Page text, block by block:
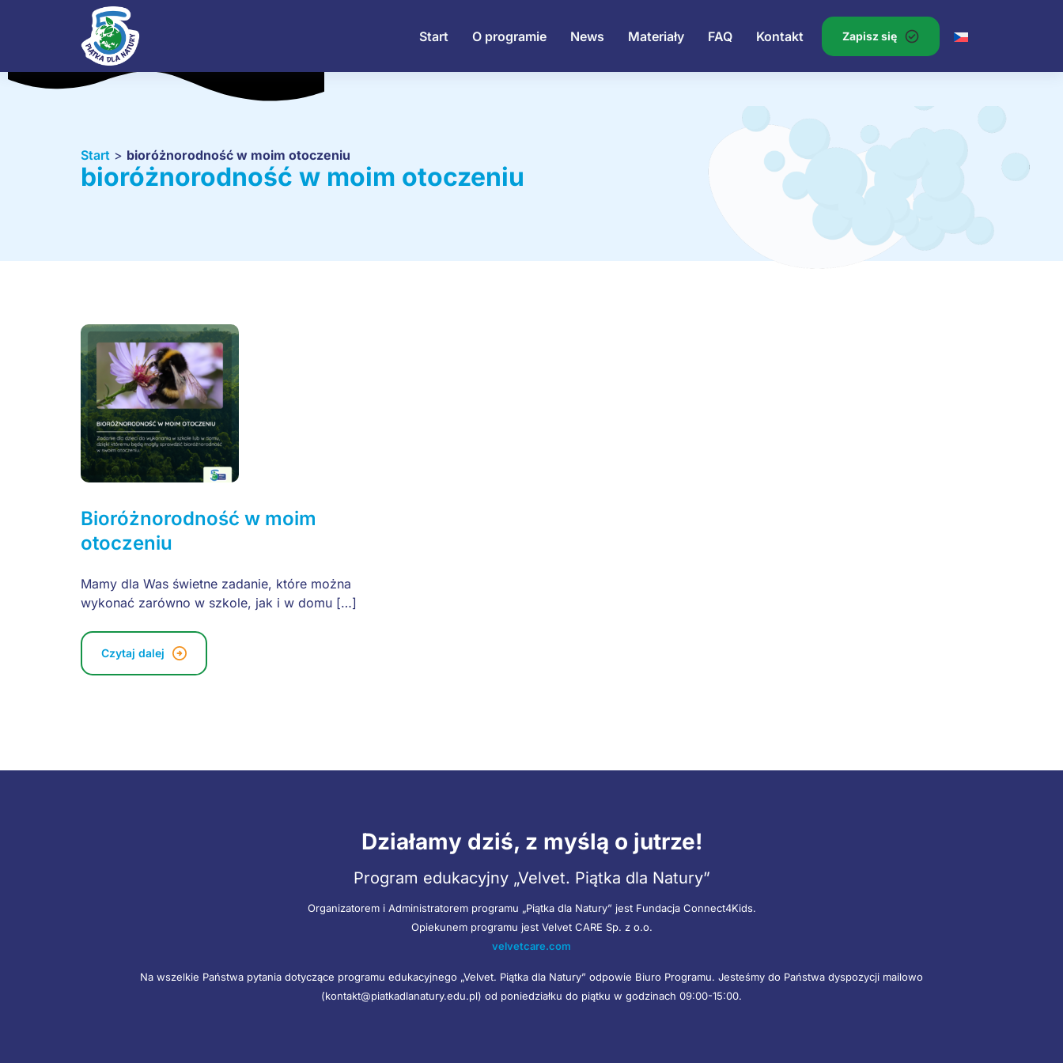
Start O programie News Materiały FAQ Kontakt Zapisz się
Start > bioróżnorodność w moim otoczeniu
bioróżnorodność w moim otoczeniu
Bioróżnorodność w moim
otoczeniu
Mamy dla Was świetne zadanie, które można
wykonać zarówno w szkole, jak i w domu […]
Czytaj dalej
Działamy dziś, z myślą o jutrze!
Program edukacyjny „Velvet. Piątka dla Natury”
Organizatorem i Administratorem programu „Piątka dla Natury” jest Fundacja Connect4Kids.
Opiekunem programu jest Velvet CARE Sp. z o.o.
velvetcare.com
Na wszelkie Państwa pytania dotyczące programu edukacyjnego „Velvet. Piątka dla Natury” odpowie Biuro Programu. Jesteśmy do Państwa dyspozycji mailowo
(kontakt@piatkadlanatury.edu.pl) od poniedziałku do piątku w godzinach 09:00-15:00.